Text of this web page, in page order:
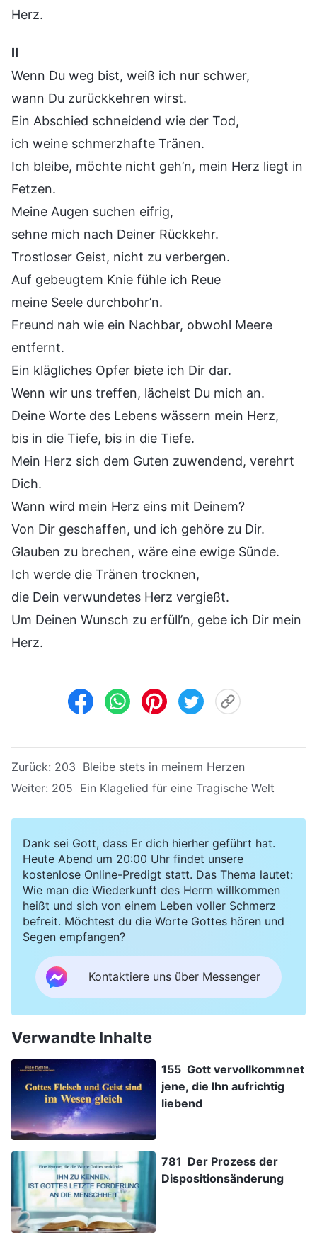
Herz.
II
Wenn Du weg bist, weiß ich nur schwer,
wann Du zurückkehren wirst.
Ein Abschied schneidend wie der Tod,
ich weine schmerzhafte Tränen.
Ich bleibe, möchte nicht geh’n, mein Herz liegt in
Fetzen.
Meine Augen suchen eifrig,
sehne mich nach Deiner Rückkehr.
Trostloser Geist, nicht zu verbergen.
Auf gebeugtem Knie fühle ich Reue
meine Seele durchbohr’n.
Freund nah wie ein Nachbar, obwohl Meere
entfernt.
Ein klägliches Opfer biete ich Dir dar.
Wenn wir uns treffen, lächelst Du mich an.
Deine Worte des Lebens wässern mein Herz,
bis in die Tiefe, bis in die Tiefe.
Mein Herz sich dem Guten zuwendend, verehrt
Dich.
Wann wird mein Herz eins mit Deinem?
Von Dir geschaffen, und ich gehöre zu Dir.
Glauben zu brechen, wäre eine ewige Sünde.
Ich werde die Tränen trocknen,
die Dein verwundetes Herz vergießt.
Um Deinen Wunsch zu erfüll’n, gebe ich Dir mein
Herz.
Zurück: 203 Bleibe stets in meinem Herzen
Weiter: 205 Ein Klagelied für eine Tragische Welt
Dank sei Gott, dass Er dich hierher geführt hat.
Heute Abend um 20:00 Uhr findet unsere
kostenlose Online-Predigt statt. Das Thema lautet:
Wie man die Wiederkunft des Herrn willkommen
heißt und sich von einem Leben voller Schmerz
befreit. Möchtest du die Worte Gottes hören und
Segen empfangen?
Kontaktiere uns über Messenger
Verwandte Inhalte
155 Gott vervollkommnet
jene, die Ihn aufrichtig
liebend
781 Der Prozess der
Dispositionsänderung